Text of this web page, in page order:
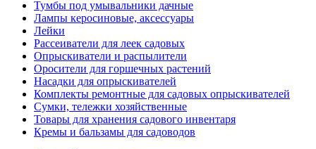
Тумбы под умывальники дачные
Лампы керосиновые, аксессуары
Лейки
Рассеиватели для леек садовых
Опрыскиватели и распылители
Оросители для горшечных растений
Насадки для опрыскивателей
Комплекты ремонтные для садовых опрыскивателей
Сумки, тележки хозяйственные
Товары для хранения садового инвентаря
Кремы и бальзамы для садоводов